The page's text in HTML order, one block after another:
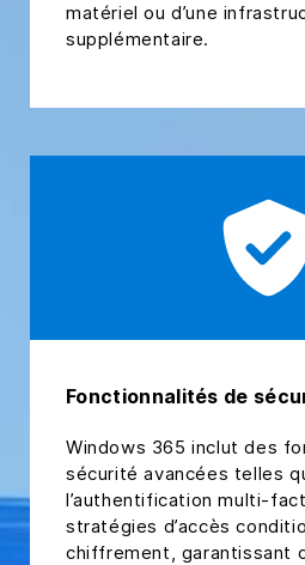
matériel ou d’une
supplémentaire.
Fonctionnalités de
Windows 365 inclut des
sécurité avancées telles
l’authentification multi-
stratégies d’accès
chiffrement, garantissant